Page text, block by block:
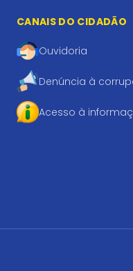
CANAIS DO CIDADÃO
Ouvidoria
Denúncia à
Acesso à